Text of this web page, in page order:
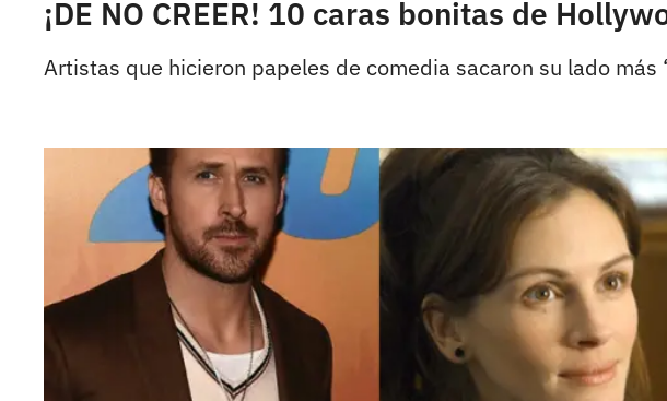
¡DE NO CREER! 10 caras bonitas de
Artistas que hicieron papeles de comedia sacaron su lado más